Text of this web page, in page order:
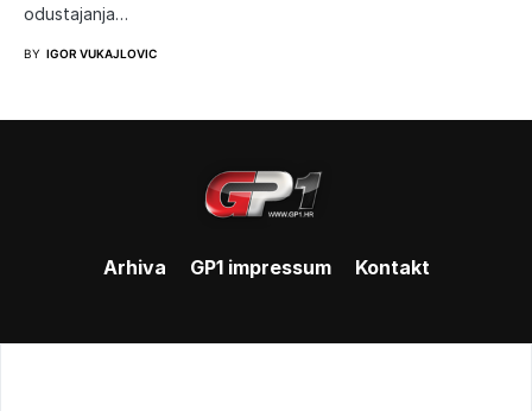
odustajanja…
BY IGOR VUKAJLOVIC
Arhiva GP1 impressum Kontakt